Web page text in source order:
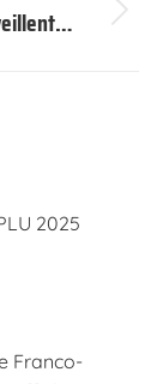
2025
Franco-